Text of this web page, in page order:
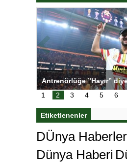
Antrenörlüğe ”Hayır”
Galatasaray’dan bakın
1
2 3 4 5 6
Etiketlenenler
DÜnya
Dünya Haberi